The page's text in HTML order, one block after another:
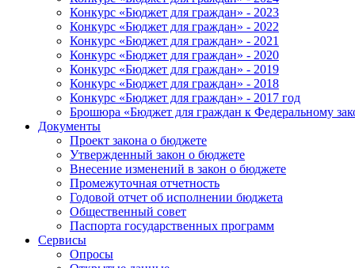
Конкурс «Бюджет для граждан» - 2023
Конкурс «Бюджет для граждан» - 2022
Конкурс «Бюджет для граждан» - 2021
Конкурс «Бюджет для граждан» - 2020
Конкурс «Бюджет для граждан» - 2019
Конкурс «Бюджет для граждан» - 2018
Конкурс «Бюджет для граждан» - 2017 год
Брошюра «Бюджет для граждан к Федеральному
Документы
Проект закона о бюджете
Утвержденный закон о бюджете
Внесение изменений в закон о бюджете
Промежуточная отчетность
Годовой отчет об исполнении бюджета
Общественный совет
Паспорта государственных программ
Сервисы
Опросы